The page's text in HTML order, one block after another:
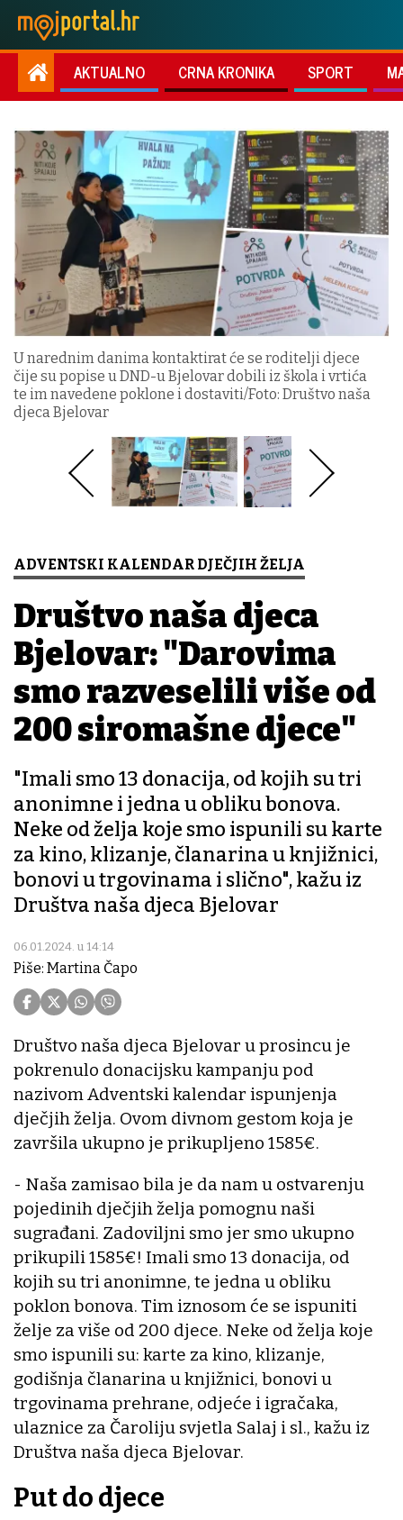
AKTUALNO CRNA KRONIKA SPORT
U narednim danima kontaktirat će se roditelji djece
čije su popise u DND-u Bjelovar dobili iz škola i vrtića
te im navedene poklone i dostaviti/Foto: Društvo naša
djeca Bjelovar
ADVENTSKI KALENDAR DJEČJIH ŽELJA
Društvo naša djeca
Bjelovar: "Darovima
smo razveselili više od
200 siromašne djece"
"Imali smo 13 donacija, od kojih su tri
anonimne i jedna u obliku bonova.
Neke od želja koje smo ispunili su karte
za kino, klizanje, članarina u knjižnici,
bonovi u trgovinama i slično", kažu iz
Društva naša djeca Bjelovar
06.01.2024. u 14:14
Piše: Martina Čapo
Društvo naša djeca Bjelovar u prosincu je
pokrenulo donacijsku kampanju pod
nazivom Adventski kalendar ispunjenja
dječjih želja. Ovom divnom gestom koja je
završila ukupno je prikupljeno 1585€.
- Naša zamisao bila je da nam u ostvarenju
pojedinih dječjih želja pomognu naši
sugrađani. Zadoviljni smo jer smo ukupno
prikupili 1585€! Imali smo 13 donacija, od
kojih su tri anonimne, te jedna u obliku
poklon bonova. Tim iznosom će se ispuniti
želje za više od 200 djece. Neke od želja koje
smo ispunili su: karte za kino, klizanje,
godišnja članarina u knjižnici, bonovi u
trgovinama prehrane, odjeće i igračaka,
ulaznice za Čaroliju svjetla Salaj i sl., kažu iz
Društva naša djeca Bjelovar.
Put do djece